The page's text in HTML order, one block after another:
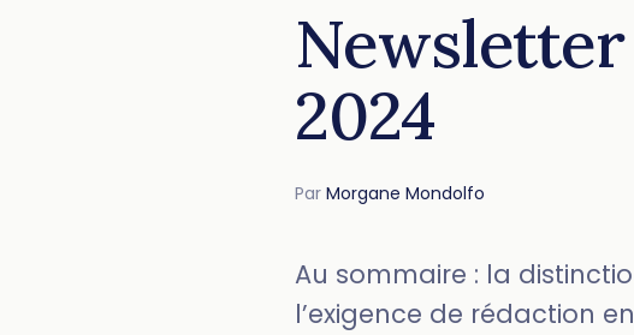
2024
Par Morgane Mondolfo
Au sommaire : la
l’exigence de rédaction